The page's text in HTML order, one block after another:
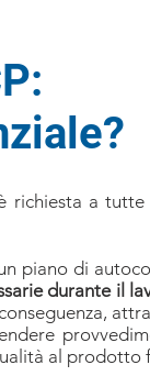
richiesta a
piano di
durante il
al prodotto